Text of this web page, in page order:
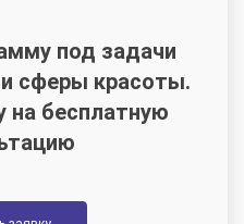
под задачи
сферы красоты.
на бесплатную